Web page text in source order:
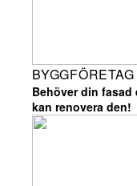
Behöver din fasad
kan renovera den!
BYGGFÖRETAG